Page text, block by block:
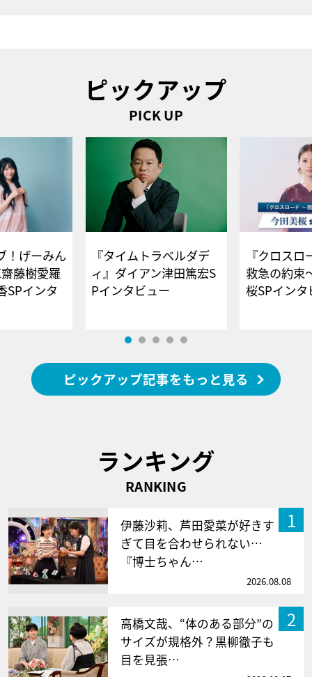
ピックアップ
PICK UP
！げーみん
藤樹愛羅
SPインタ
『タイムトラベルダデ
ィ』ダイアン津田篤宏S
Pインタビュー
『クロス
救急の約束
桜SPイ
ピックアップ記事をもっと見る
ランキング
RANKING
1
伊藤沙莉、芦田愛菜が好きす
ぎて目を合わせられない…
『博士ちゃん…
2026.08.08
2
高橋文哉、“体のある部分”の
サイズが規格外？黒柳徹子も
目を見張…